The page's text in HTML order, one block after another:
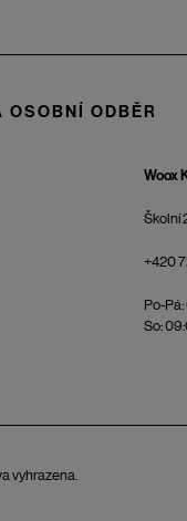
OSOBNÍ ODBĚR
Woox
Školní
+420
Po-
So:
vyhrazena.